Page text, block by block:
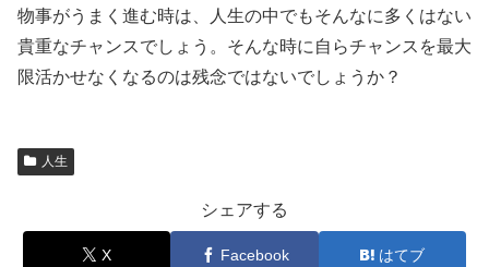
物事がうまく進む時は、人生の中でもそんなに多くはない
貴重なチャンスでしょう。そんな時に自らチャンスを最大
限活かせなくなるのは残念ではないでしょうか？
人生
シェアする
X Facebook はてブ